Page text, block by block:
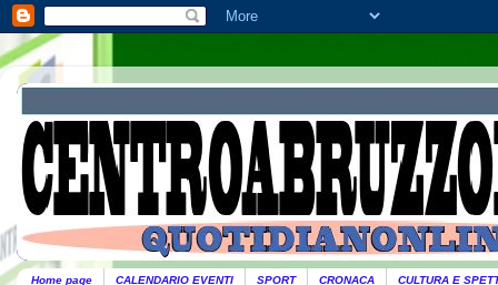
Home page CALENDARIO EVENTI SPORT CRONACA
CULTURA E